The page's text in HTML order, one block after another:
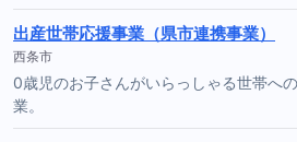
出産世帯応援事業（県市連携事業）
西条市
0歳児のお子さんがいらっしゃる世帯へ
業。